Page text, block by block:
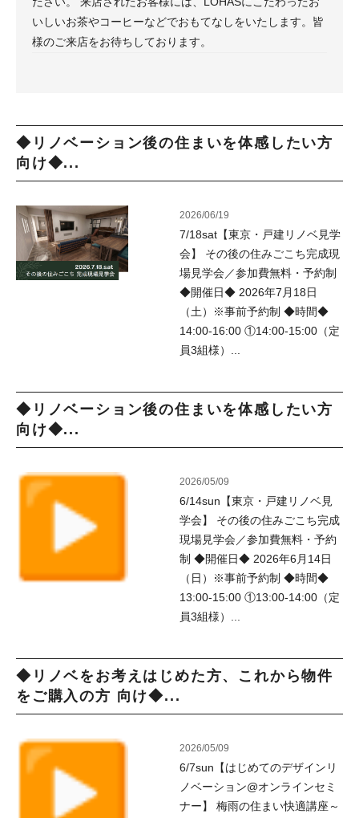
いしいお茶やコーヒーなどでおもてなしをいたします。皆
様のご来店をお待ちしております。
◆リノベーション後の住まいを体感したい方
向け◆...
2026/06/19
7/18sat【東京・戸建リノベ見学
会】 その後の住みごこち完成現
場見学会／参加費無料・予約制
◆開催日◆ 2026年7月18日
（土）※事前予約制 ◆時間◆
14:00-16:00 ①14:00-15:00（定
員3組様）...
◆リノベーション後の住まいを体感したい方
向け◆...
2026/05/09
6/14sun【東京・戸建リノベ見
学会】 その後の住みごこち完成
現場見学会／参加費無料・予約
制 ◆開催日◆ 2026年6月14日
（日）※事前予約制 ◆時間◆
13:00-15:00 ①13:00-14:00（定
員3組様）...
◆リノベをお考えはじめた方、これから物件
をご購入の方 向け◆...
2026/05/09
6/7sun【はじめてのデザインリ
ノベーション@オンラインセミ
ナー】 梅雨の住まい快適講座～